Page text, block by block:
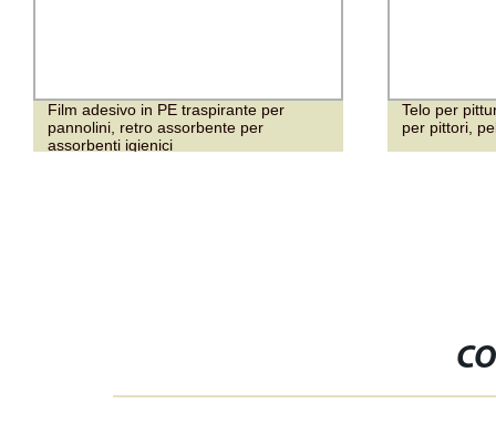
Film adesivo in PE traspirante per
pannolini, retro assorbente per
assorbenti igienici
Telo per
per pittori,